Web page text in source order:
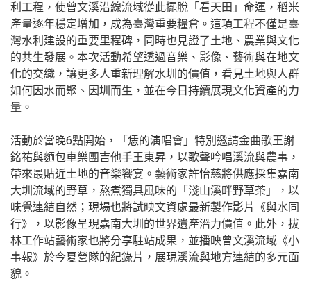
利工程，使曾文溪沿線流域從此擺脫「看天田」命運，稻米
產量逐年穩定增加，成為臺灣重要糧倉。這項工程不僅是臺
灣水利建設的重要里程碑，同時也見證了土地、農業與文化
的共生發展。本次活動希望透過音樂、影像、藝術與在地文
化的交織，讓更多人重新理解水圳的價值，看見土地與人群
如何因水而聚、因圳而生，並在今日持續展現文化資產的力
量。
活動於當晚6點開始，「恁的演唱會」特別邀請金曲歌王謝
銘祐與麵包車樂團吉他手王東昇，以歌聲吟唱溪流與農事，
帶來最貼近土地的音樂饗宴。藝術家許怡慈將供應採集嘉南
大圳流域的野草，熬煮獨具風味的「淺山溪畔野草茶」，以
味覺連結自然；現場也將試映文資處最新製作影片《與水同
行》，以影像呈現嘉南大圳的世界遺產潛力價值。此外，拔
林工作站藝術家也將分享駐站成果，並播映曾文溪流域《小
事報》於今夏營隊的紀錄片，展現溪流與地方連結的多元面
貌。